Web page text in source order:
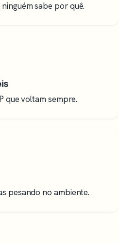
sabe por quê.
que voltam sempre.
pesando no ambiente.